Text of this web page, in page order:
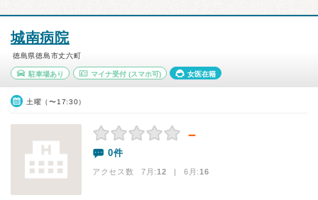
城南病院
徳島県徳島市丈六町
駐車場あり マイナ受付(スマホ可) 女医在籍
土曜（〜17:30）
－
0件
アクセス数 7月:12 | 6月:16